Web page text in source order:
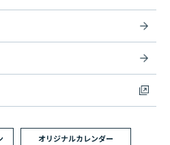
オリジナルカレンダー